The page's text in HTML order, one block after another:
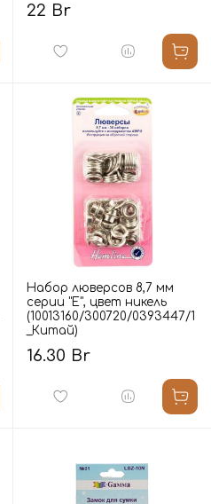
22 Br
Набор люверсов 8,7 мм
серии "E", цвет никель
(10013160/300720/0393447/1
_Китай)
16.30 Br